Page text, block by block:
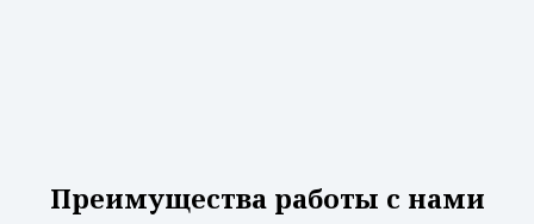
Преимущества работы с нами